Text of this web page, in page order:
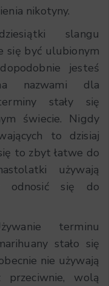
nikotyny.
slangu
się być ulubionym
jesteś
nazwami dla
stały się
świecie. Nigdy
to dzisiaj
to zbyt łatwe do
używają
odnosić się do
terminu
stało się
nie używają
wolą